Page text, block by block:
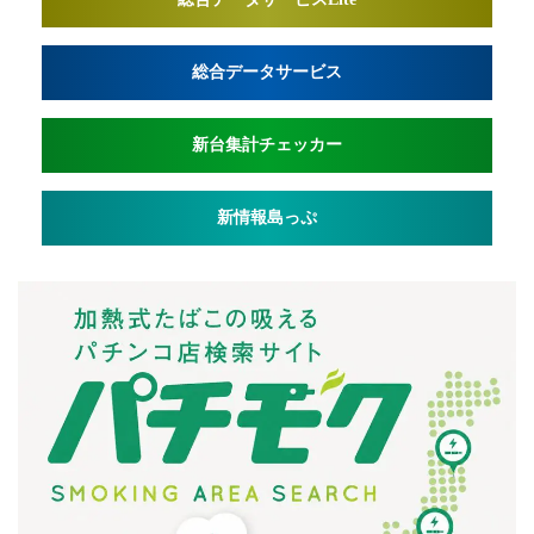
総合データサービス
新台集計チェッカー
新情報島っぷ